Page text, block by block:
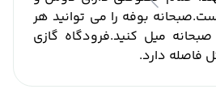
صبحانه بوفه را می توانید هر
میل کنید.فرودگاه گازی